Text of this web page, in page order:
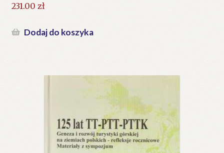
231.00 zł
Dodaj do koszyka